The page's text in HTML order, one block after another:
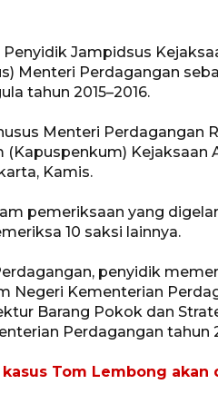
Penyidik Jampidsus
Menteri Perdagangan
tahun 2015–2016.
Menteri Perdagangan
(Kapuspenkum) Kejaksaan
Kamis.
pemeriksaan yang
10 saksi lainnya.
penyidik
Negeri Kementerian
Barang Pokok dan
Perdagangan tahun
Tom Lembong